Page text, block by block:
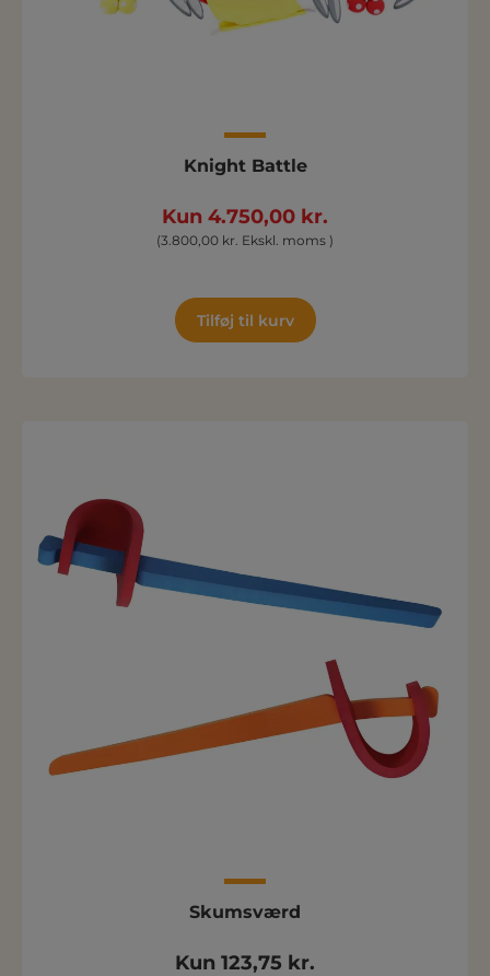
Knight Battle
Kun 4.750,00 kr.
(3.800,00 kr. Ekskl. moms )
Tilføj til kurv
Skumsværd
Kun 123,75 kr.